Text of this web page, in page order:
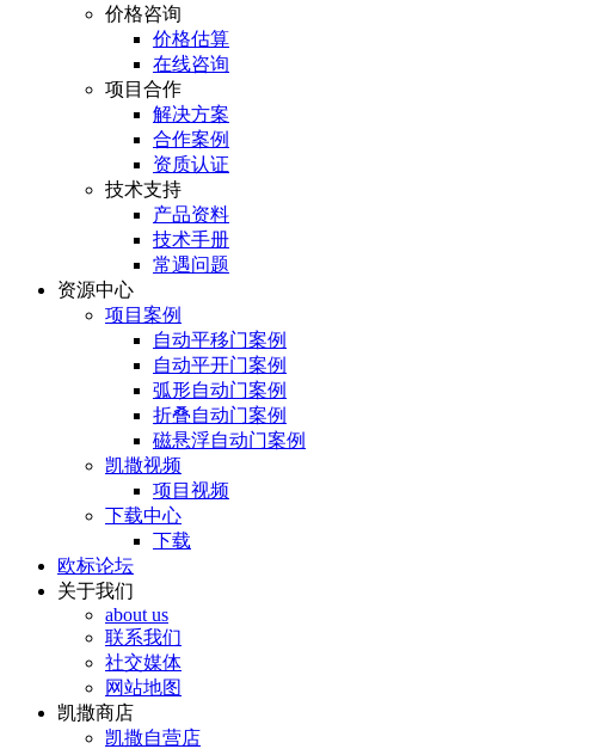
价格咨询
价格估算
在线咨询
项目合作
解决方案
合作案例
资质认证
技术支持
产品资料
技术手册
常遇问题
资源中心
项目案例
自动平移门案例
自动平开门案例
弧形自动门案例
折叠自动门案例
磁悬浮自动门案例
凯撒视频
项目视频
下载中心
下载
欧标论坛
关于我们
about us
联系我们
社交媒体
网站地图
凯撒商店
凯撒自营店